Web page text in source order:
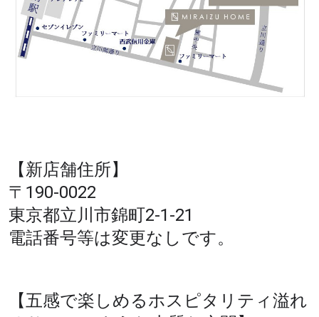
【新店舗住所】
〒190-0022
東京都立川市錦町2-1-21
電話番号等は変更なしです。
【五感で楽しめるホスピタリティ溢れ